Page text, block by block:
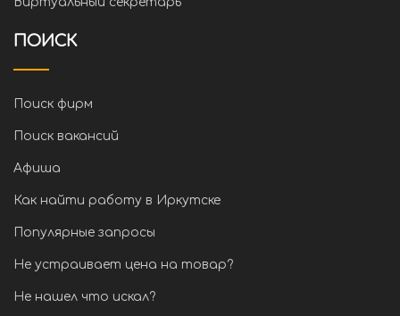
ПОИСК
Поиск фирм
Поиск вакансий
Афиша
Как найти работу в Иркутске
Популярные запросы
Не устраивает цена на товар?
Не нашел что искал?